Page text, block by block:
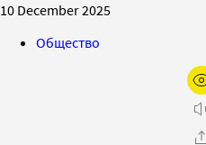
10 December 2025
Общество